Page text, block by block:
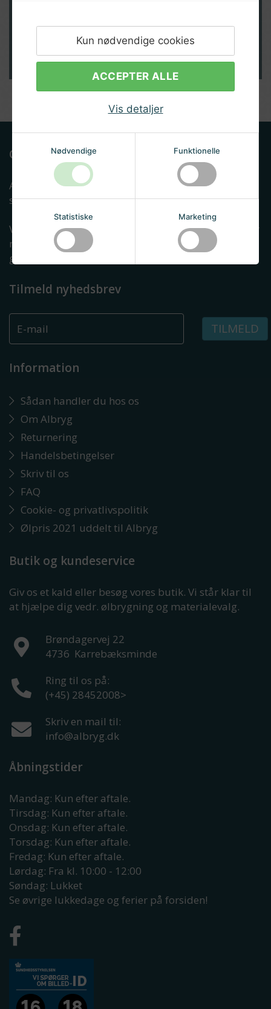
Kun nødvendige cookies
ACCEPTER ALLE
Vis detaljer
Nødvendige Funktionelle
Statistiske Marketing
TILMELD
Om Albryg
Albryg.dk er en e-mærket netbutik som dagligt
servicerer tusindvis af ølbryggende danskere.
Vi har siden 2013 gjort en dyd ud af at kunne leverer
malt, gær, brygudstyr og viden til danskere, som
gerne vil lære at brygge øl selv.
Tilmeld nyhedsbrev
TILMELD
Information
Sådan handler du hos os
Om Albryg
Returnering
Handelsbetingelser
Skriv til os
FAQ
Cookie- og privatlivspolitik
Ølpris 2021 uddelt til Albryg
Butik og kundeservice
Giv os et kald eller besøg vores butik. Vi står klar til
at hjælpe dig vedr. ølbrygning og materialevalg.
Brøndagervej 22
4736 Karrebæksminde
Ring til os på:
(+45) 28452008>
Skriv en mail til:
info@albryg.dk
Åbningstider
Mandag: Kun efter aftale.
Tirsdag: Kun efter aftale.
Onsdag: Kun efter aftale.
Torsdag: Kun efter aftale.
Fredag: Kun efter aftale.
Lørdag: Fra kl. 10:00 - 12:00
Søndag: Lukket
Se øvrige lukkedage og ferier på forsiden!